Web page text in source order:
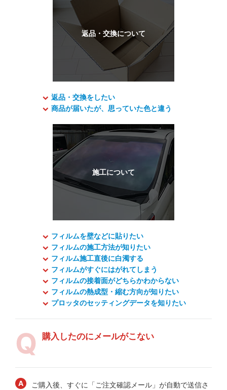
返品・交換をしたい
商品が届いたが、思っていた色と違う
フィルムを壁などに貼りたい
フィルムの施工方法が知りたい
フィルム施工直後に白濁する
フィルムがすぐにはがれてしまう
フィルムの接着面がどちらかわからない
フィルムの熱成型・縮む方向が知りたい
プロッタのセッティングデータを知りたい
購入したのにメールがこない
ご購入後、すぐに「ご注文確認メール」が自動で送信さ